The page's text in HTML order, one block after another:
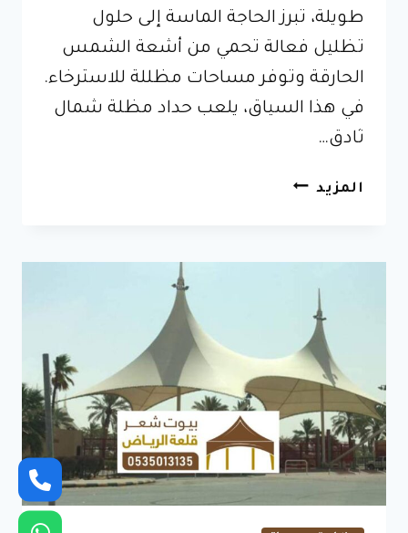
طويلة، تبرز الحاجة الماسة إلى حلول
تظليل فعالة تحمي من أشعة الشمس
الحارقة وتوفر مساحات مظللة للاسترخاء.
في هذا السياق، يلعب حداد مظلة شمال
ثادق…
المزيد حداد